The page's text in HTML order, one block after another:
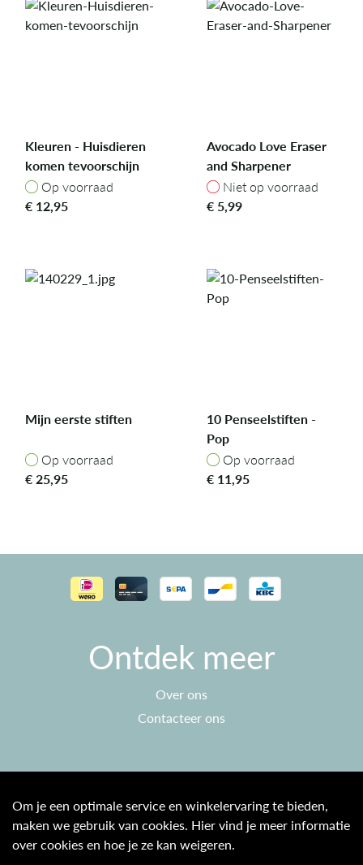
Kleuren - Huisdieren
komen tevoorschijn
Op voorraad
Op voorraad
€ 12,95
Avocado Love Eraser
and Sharpener
Niet op voorraad
Niet op voorraad
€ 5,99
Mijn eerste stiften
Op voorraad
Op voorraad
€25,95
10 Penseelstiften -
Pop
Op voorraad
Op voorraad
€ 11,95
Ontdek meer
Over ons
Contacteer ons
Algemene voorwaarden
Privacy beleid
Om je een optimale service en winkelervaring te bieden,
maken we gebruik van cookies. Hier vind je meer informatie
over cookies en hoe je ze kan weigeren.